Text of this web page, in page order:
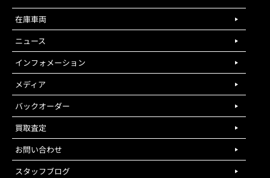
在庫車両
ニュース
インフォメーション
メディア
バックオーダー
買取査定
お問い合わせ
スタッフブログ